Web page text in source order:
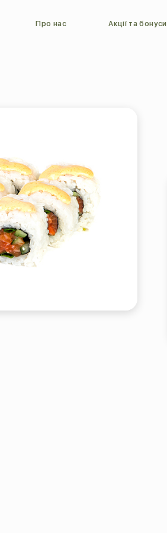
Про нас Акції та бонуси